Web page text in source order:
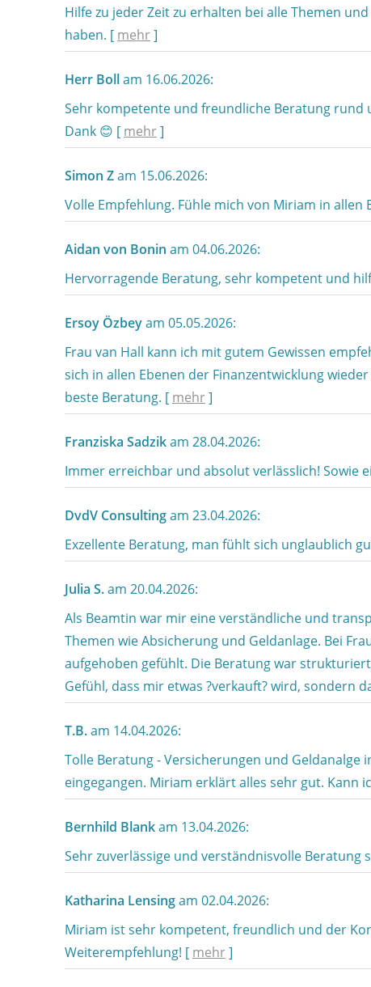
Hilfe zu jeder Zeit zu erhalten bei alle Themen
haben. [ mehr]
Herr Bollam 16.06.2026:
Sehr kompetente und freundliche Beratung rund
Dank 😊 [ mehr]
Simon Zam 15.06.2026:
Volle Empfehlung. Fühle mich von Miriam in
Aidan von Bonin am 04.06.2026:
Hervorragende Beratung, sehr kompetent und
Ersoy Özbeyam 05.05.2026:
Frau van Hall kann ich mit gutem Gewissen
sich in allen Ebenen der Finanzentwicklung
beste Beratung. [ mehr]
Franziska Sadzikam 28.04.2026:
Immer erreichbar und absolut verlässlich! Sowie
DvdV Consultingam 23.04.2026:
Exzellente Beratung, man fühlt sich unglaublich
Julia S.am 20.04.2026:
Als Beamtin war mir eine verständliche und
Themen wie Absicherung und Geldanlage. Bei
aufgehoben gefühlt. Die Beratung war
Gefühl, dass mir etwas ?verkauft? wird, sondern
T.B.am 14.04.2026:
Tolle Beratung - Versicherungen und Geldanalge
eingegangen. Miriam erklärt alles sehr gut. Kann
Bernhild Blankam 13.04.2026:
Sehr zuverlässige und verständnisvolle Beratung
Katharina Lensingam 02.04.2026:
Miriam ist sehr kompetent, freundlich und der
Weiterempfehlung! [ mehr]